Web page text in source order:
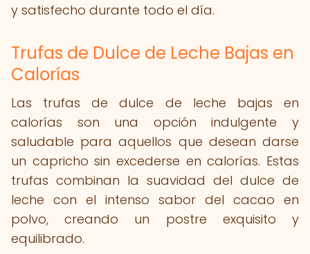
y satisfecho durante todo el día.
Trufas de Dulce de Leche Bajas en
Calorías
Las trufas de dulce de leche bajas en
calorías son una opción indulgente y
saludable para aquellos que desean darse
un capricho sin excederse en calorías. Estas
trufas combinan la suavidad del dulce de
leche con el intenso sabor del cacao en
polvo, creando un postre exquisito y
equilibrado.